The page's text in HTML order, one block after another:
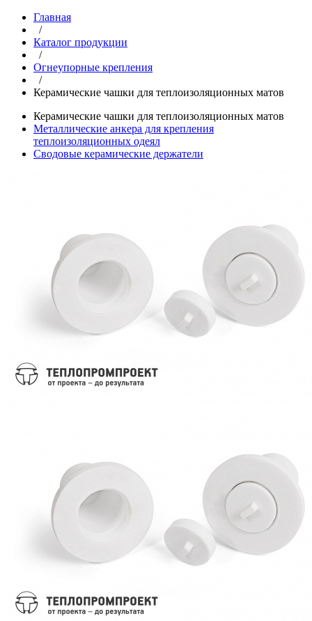
Главная
/
Каталог продукции
/
Огнеупорные крепления
/
Керамические чашки для теплоизоляционных матов
Керамические чашки для теплоизоляционных матов
Металлические анкера для крепления
теплоизоляционных одеял
Сводовые керамические держатели